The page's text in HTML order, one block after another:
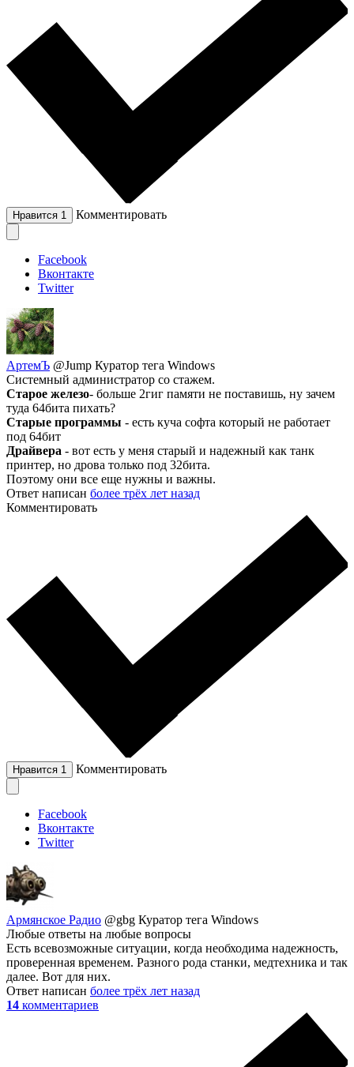
Нравится 1 Комментировать
Facebook
Вконтакте
Twitter
АртемЪ @Jump Куратор тега Windows
Системный администратор со стажем.
Старое железо- больше 2гиг памяти не поставишь, ну зачем
туда 64бита пихать?
Старые программы - есть куча софта который не работает
под 64бит
Драйвера - вот есть у меня старый и надежный как танк
принтер, но дрова только под 32бита.
Поэтому они все еще нужны и важны.
Ответ написан более трёх лет назад
Комментировать
Нравится 1 Комментировать
Facebook
Вконтакте
Twitter
Армянское Радио @gbg Куратор тега Windows
Любые ответы на любые вопросы
Есть всевозможные ситуации, когда необходима надежность,
проверенная временем. Разного рода станки, медтехника и так
далее. Вот для них.
Ответ написан более трёх лет назад
14 комментариев